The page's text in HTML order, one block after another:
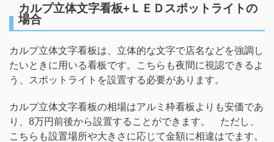
カルプ立体文字看板+ＬＥＤスポットライトの
場合
カルプ立体文字看板は、立体的な文字で店名などを強調し
たいときに用いる看板です。こちらも夜間に視認できるよ
う、スポットライトを設置する必要があります。
カルプ立体文字看板の相場はアルミ枠看板よりも安価であ
り、8万円前後から設置することができます。 ただし、
こちらも設置場所や大きさに応じて金額に相違はでます。